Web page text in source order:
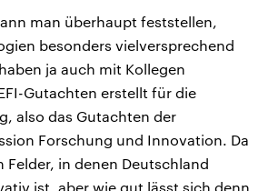
man überhaupt feststellen,
besonders vielversprechend
ja auch mit Kollegen
Gutachten erstellt für die
also das Gutachten der
Forschung und Innovation. Da
Felder, in denen Deutschland
ist, aber wie gut lässt sich denn